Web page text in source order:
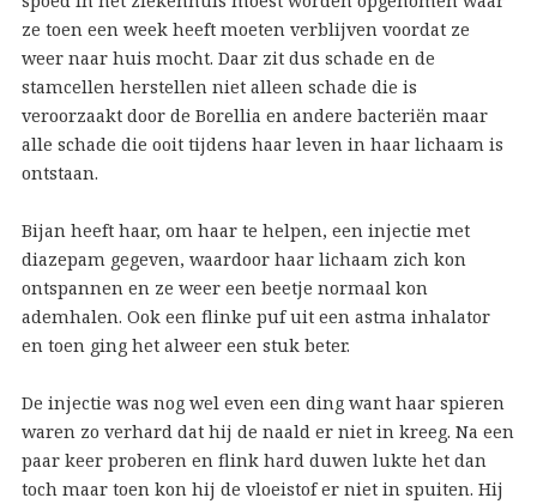
ze toen een week heeft moeten verblijven voordat ze
weer naar huis mocht. Daar zit dus schade en de
stamcellen herstellen niet alleen schade die is
veroorzaakt door de Borellia en andere bacteriën maar
alle schade die ooit tijdens haar leven in haar lichaam is
ontstaan.
Bijan heeft haar, om haar te helpen, een injectie met
diazepam gegeven, waardoor haar lichaam zich kon
ontspannen en ze weer een beetje normaal kon
ademhalen. Ook een flinke puf uit een astma inhalator
en toen ging het alweer een stuk beter.
De injectie was nog wel even een ding want haar spieren
waren zo verhard dat hij de naald er niet in kreeg. Na een
paar keer proberen en flink hard duwen lukte het dan
toch maar toen kon hij de vloeistof er niet in spuiten. Hij